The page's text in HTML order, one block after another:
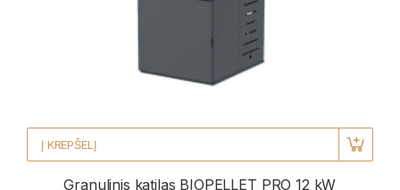
Į KREPŠELĮ
Granulinis katilas BIOPELLET PRO 12 kW